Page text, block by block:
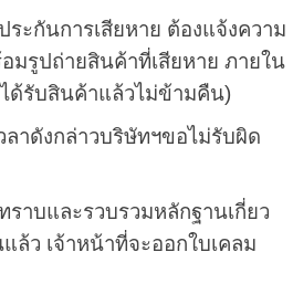
ระกันการเสียหาย ต้องแจ้งความ
มรูปถ่ายสินค้าที่เสียหาย ภายใน
ด้รับสินค้าแล้วไม่ข้ามคืน)
ลาดังกล่าวบริษัทฯขอไม่รับผิด
ราบและรวบรวมหลักฐานเกี่ยว
ล้ว เจ้าหน้าที่จะออกใบเคลม